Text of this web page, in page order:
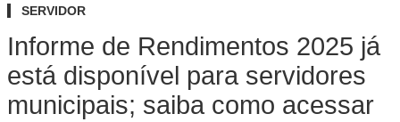
SERVIDOR
Informe de Rendimentos 2025 já
está disponível para servidores
municipais; saiba como acessar